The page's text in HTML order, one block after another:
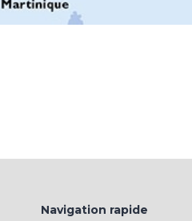
Navigation rapide